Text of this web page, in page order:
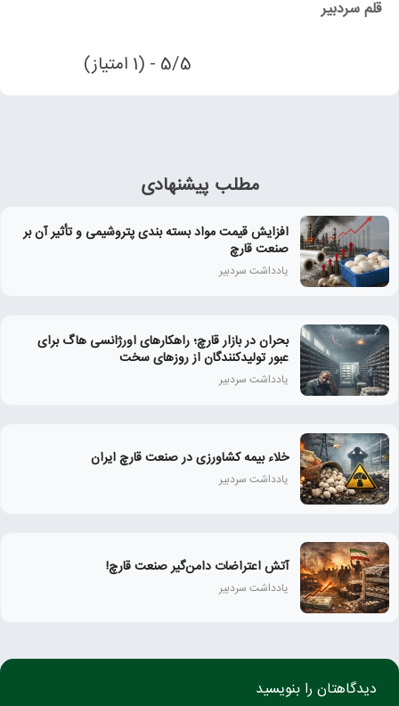
قلم سردبیر
5/5 - (1 امتیاز)
مطلب پیشنهادی
افزایش قیمت مواد بسته بندی پتروشیمی و تأثیر آن بر
صنعت قارچ
یادداشت سردبیر
بحران در بازار قارچ؛ راهکارهای اورژانسی هاگ برای
عبور تولیدکنندگان از روزهای سخت
یادداشت سردبیر
خلاء بیمه کشاورزی در صنعت قارچ ایران
یادداشت سردبیر
آتش اعتراضات دامن‌گیر صنعت قارچ!
یادداشت سردبیر
دیدگاهتان را بنویسید